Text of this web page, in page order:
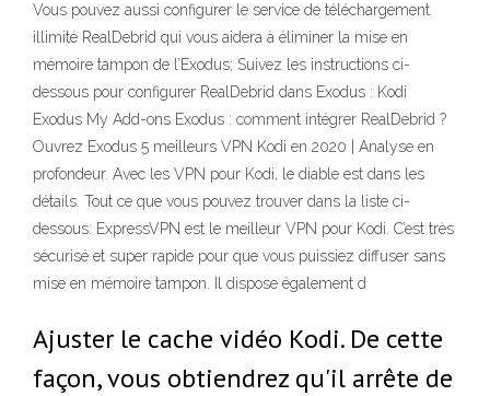
Vous pouvez aussi configurer le service de téléchargement
illimité RealDebrid qui vous aidera à éliminer la mise en
mémoire tampon de l’Exodus; Suivez les instructions ci-
dessous pour configurer RealDebrid dans Exodus : Kodi
Exodus My Add-ons Exodus : comment intégrer RealDebrid ?
Ouvrez Exodus 5 meilleurs VPN Kodi en 2020 | Analyse en
profondeur. Avec les VPN pour Kodi, le diable est dans les
détails. Tout ce que vous pouvez trouver dans la liste ci-
dessous: ExpressVPN est le meilleur VPN pour Kodi. C’est très
sécurisé et super rapide pour que vous puissiez diffuser sans
mise en mémoire tampon. Il dispose également d
Ajuster le cache vidéo Kodi. De cette
façon, vous obtiendrez qu'il arrête de